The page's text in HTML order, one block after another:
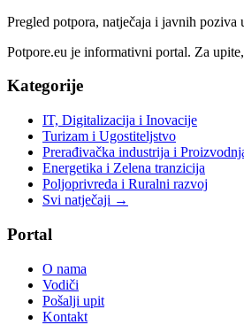
Pregled potpora, natječaja i javnih
Potpore.eu je informativni portal. Za
Kategorije
IT, Digitalizacija i Inovacije
Turizam i Ugostiteljstvo
Prerađivačka industrija i
Energetika i Zelena tranzicija
Poljoprivreda i Ruralni razvoj
Svi natječaji →
Portal
O nama
Vodiči
Pošalji upit
Kontakt